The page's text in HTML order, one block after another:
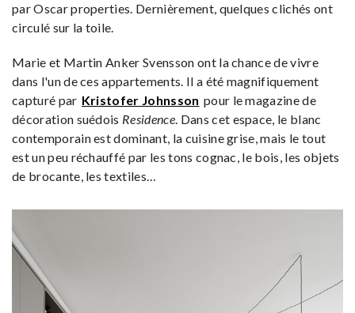
par Oscar properties. Dernièrement, quelques clichés ont
circulé sur la toile.
Marie et Martin Anker Svensson ont la chance de vivre
dans l'un de ces appartements. Il a été magnifiquement
capturé par Kristofer Johnsson pour le magazine de
décoration suédois Residence. Dans cet espace, le blanc
contemporain est dominant, la cuisine grise, mais le tout
est un peu réchauffé par les tons cognac, le bois, les objets
de brocante, les textiles…